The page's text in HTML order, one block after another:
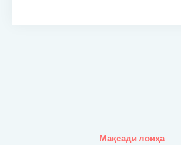
Мақсади лоиҳа